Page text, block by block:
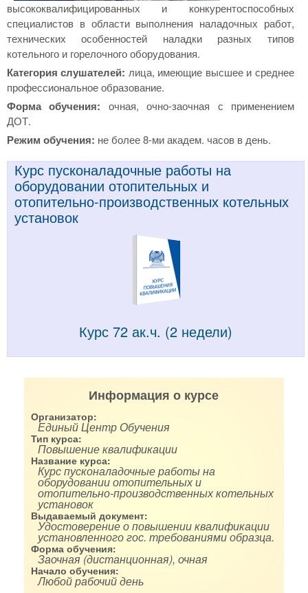
высококвалифицированных и конкурентоспособных
специалистов в области выполнения наладочных работ,
технических особенностей наладки разных типов
котельного и горелочного оборудования.
Категория слушателей: лица, имеющие высшее и среднее
профессиональное образование.
Форма обучения: очная, очно-заочная с применением
ДОТ.
Режим обучения: не более 8-ми академ. часов в день.
Курс пусконаладочные работы на
оборудовании отопительных и
отопительно-производственных котельных
установок
Курс 72 ак.ч. (2 недели)
Информация о курсе
Организатор:
Единый Центр Обучения
Тип курса:
Повышение квалификации
Название курса:
Курс пусконаладочные работы на
оборудовании отопительных и
отопительно-производственных котельных
установок
Выдаваемый документ:
Удостоверение о повышении квалификации
установленного гос. требованиями образца.
Форма обучения:
Заочная (дистанционная), очная
Начало обучения:
Любой рабочий день